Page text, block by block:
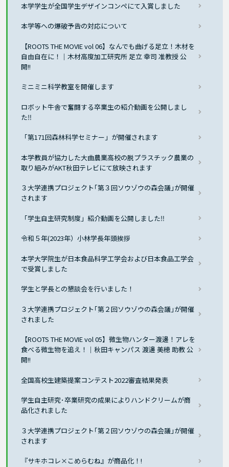
本学学生が全国学生デザインコンペにて入賞しました
本学等への爆破予告の対応について
【ROOTS THE MOVIE vol 06】なんでも曲げる足立！木材を
自由自在に！｜木材高度加工研究所 足立 幸司 准教授 公
開!!
ミニミニ科学教室を開催します
ロボット牛舎で奮闘する卒業生の紹介動画を公開しまし
た‼
「第171回森林科学セミナー」が開催されます
本学教員が協力した大曲農業高校の脱プラスチック農業の
取り組みがAKT秋田テレビにて放映されます
３大学連携プロジェクト｢第３回ソウゾウの森会議｣が開催
されます
「学生自主研究制度」紹介動画を公開しました‼
令和５年(2023年）小林学長年頭挨拶
本学大学院生が⽇本⾷品科学⼯学会および⽇本⾷品⼯学会
で受賞しました
学生と学長との懇談会を行いました！
３大学連携プロジェクト｢第２回ソウゾウの森会議｣が開催
されました
【ROOTS THE MOVIE vol 05】微生物ハンター渡邊！アレを
食べる微生物を追え！｜秋田キャンパス 渡邊 美穂 助教 公
開!!
全国高校生建築提案コンテスト2022審査結果発表
学生自主研究･卒業研究の成果によりハンドクリームが商
品化されました
３大学連携プロジェクト｢第２回ソウゾウの森会議｣が開催
されます
『サキホコレ×こめらむね』が商品化！!